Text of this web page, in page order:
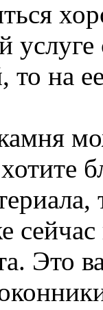
то на
Это